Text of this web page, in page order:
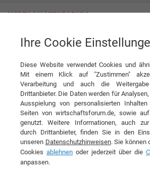
Bürstenfabrik Keller GmbH Mehr als nur
Interview Bürstenfabrik Keller GmbH
DIESEN ARTIKEL EMPFEHLEN
Mehr als nur eine
Interview mit Jasmin Keller,
Geschäftsführerin der
Ihre Cookie
Diese Website verwendet Cookies und
Mit einem Klick auf "Zustimmen"
Verarbeitung und auch die
Drittanbieter. Die Daten werden für
Ausspielung von personalisierten
Seiten von wirtschaftsforum.de, sowie
genutzt. Weitere Informationen, auch zur
durch Drittanbieter, finden Sie in den
unseren Datenschutzhinweisen. Sie können
Cookies ablehnen oder jederzeit über die
anpassen.